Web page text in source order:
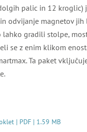
palic in 12 kroglic)
odvijanje magnetov
lahko gradili stolpe,
se z enim klikom
Ta paket
| PDF | 1.59 MB